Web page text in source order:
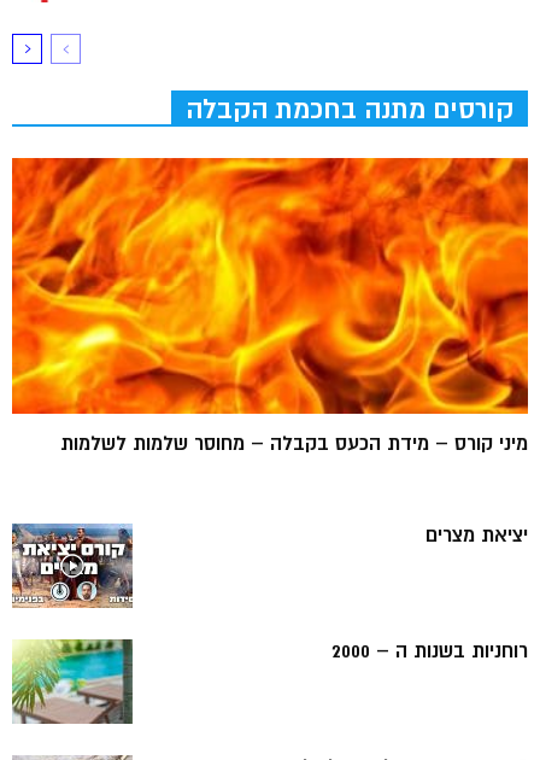
קורסים מתנה בחכמת הקבלה
מיני קורס – מידת הכעס בקבלה – מחוסר שלמות לשלמות
יציאת מצרים
רוחניות בשנות ה – 2000